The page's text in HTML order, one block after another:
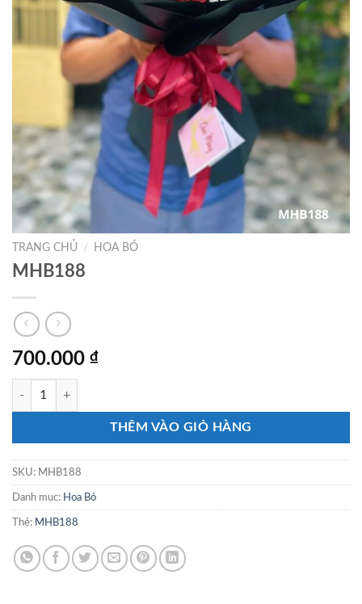
TRANG CHỦ / HOA BÓ
MHB188
700.000 ₫
MHB188 số lượng
THÊM VÀO GIỎ HÀNG
SKU: MHB188
Danh mục: Hoa Bó
Thẻ: MHB188